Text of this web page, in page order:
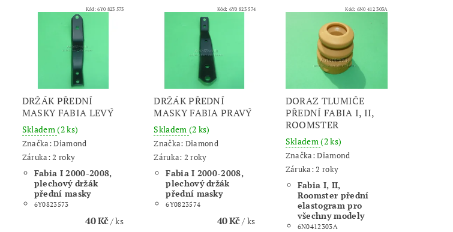
Kód:6Y0 823 573
DRŽÁK PŘEDNÍ
MASKY FABIA LEVÝ
Skladem(2 ks)
Značka:Diamond
Záruka: 2 roky
Fabia I 2000-2008,
plechový držák
přední masky
6Y0823573
40 Kč/ ks
Kód: 6Y0 823 574
DRŽÁK PŘEDNÍ
MASKY FABIA PRAVÝ
Skladem (2 ks)
Značka: Diamond
Záruka: 2 roky
Fabia I 2000-2008,
plechový držák
přední masky
6Y0823574
40 Kč/ ks
Kód: 6N0 412 303A
DORAZ TLUMIČE
PŘEDNÍ FABIA I, II,
ROOMSTER
Skladem(2 ks)
Značka:Diamond
Záruka: 2 roky
Fabia I, II,
Roomster přední
elastogram pro
všechny modely
6N0412303A